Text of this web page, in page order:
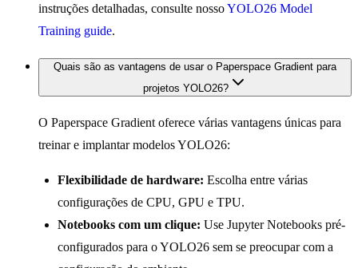
instruções detalhadas, consulte nossoYOLO26 Model
Training guide.
Quais são as vantagens de usar o Paperspace Gradient para
projetos YOLO26?
O Paperspace Gradient oferece várias vantagens únicas para
treinar e implantar modelos YOLO26:
Flexibilidade de hardware: Escolha entre várias
configurações de CPU, GPU e TPU.
Notebooks com um clique: Use Jupyter Notebooks pré-
configurados para o YOLO26 sem se preocupar com a